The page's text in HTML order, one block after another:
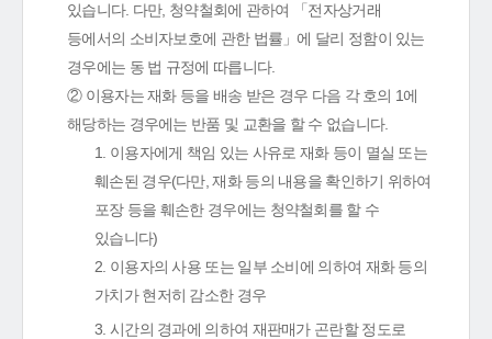
있습니다. 다만, 청약철회에 관하여 「전자상거래
등에서의 소비자보호에 관한 법률」에 달리 정함이 있는
경우에는 동 법 규정에 따릅니다.
② 이용자는 재화 등을 배송 받은 경우 다음 각 호의 1에
해당하는 경우에는 반품 및 교환을 할 수 없습니다.
1. 이용자에게 책임 있는 사유로 재화 등이 멸실 또는
훼손된 경우(다만, 재화 등의 내용을 확인하기 위하여
포장 등을 훼손한 경우에는 청약철회를 할 수
있습니다)
2. 이용자의 사용 또는 일부 소비에 의하여 재화 등의
가치가 현저히 감소한 경우
3. 시간의 경과에 의하여 재판매가 곤란할 정도로